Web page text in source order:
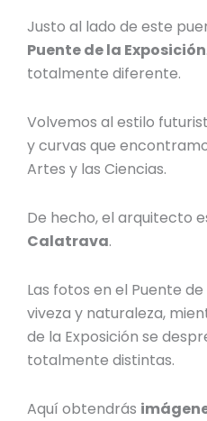
Justo al lado de este
Puente de la Exposición
totalmente diferente.
Volvemos al estilo
y curvas que
Artes y las Ciencias.
De hecho, el arquitecto
Calatrava.
Las fotos en el Puente
viveza y naturaleza,
de la Exposición se
totalmente distintas.
Aquí obtendrás